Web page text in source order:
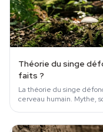
Théorie du singe
faits ?
La théorie du singe
cerveau humain. Mythe,